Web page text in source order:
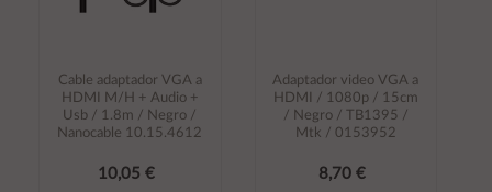
Cable adaptador VGA a
HDMI M/H + Audio +
Usb / 1.8m / Negro /
Nanocable 10.15.4612
10,05 €
Adaptador video VGA a
HDMI / 1080p / 15cm
/ Negro / TB1395 /
Mtk / 0153952
8,70 €